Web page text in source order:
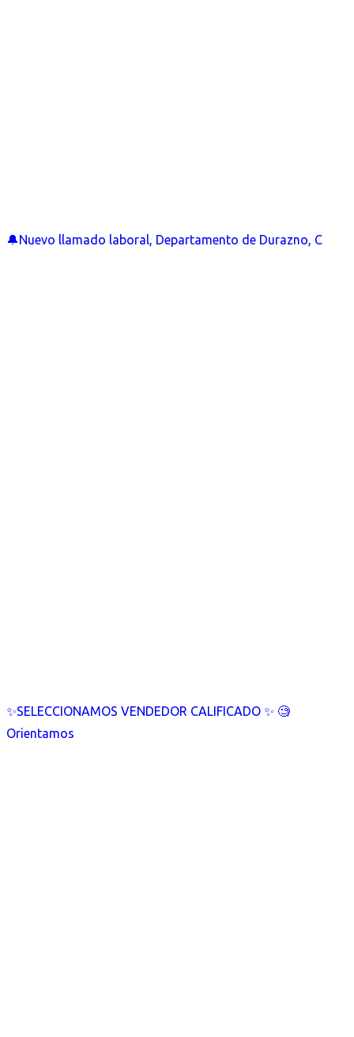
🔔Nuevo llamado laboral, Departamento de Durazno, C
✨SELECCIONAMOS VENDEDOR CALIFICADO ✨ 🧐
Orientamos